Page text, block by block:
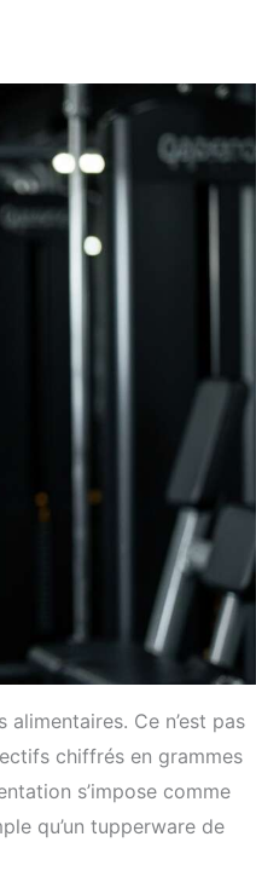
Ce n’est pas
chiffrés en grammes
s’impose comme
qu’un tupperware de